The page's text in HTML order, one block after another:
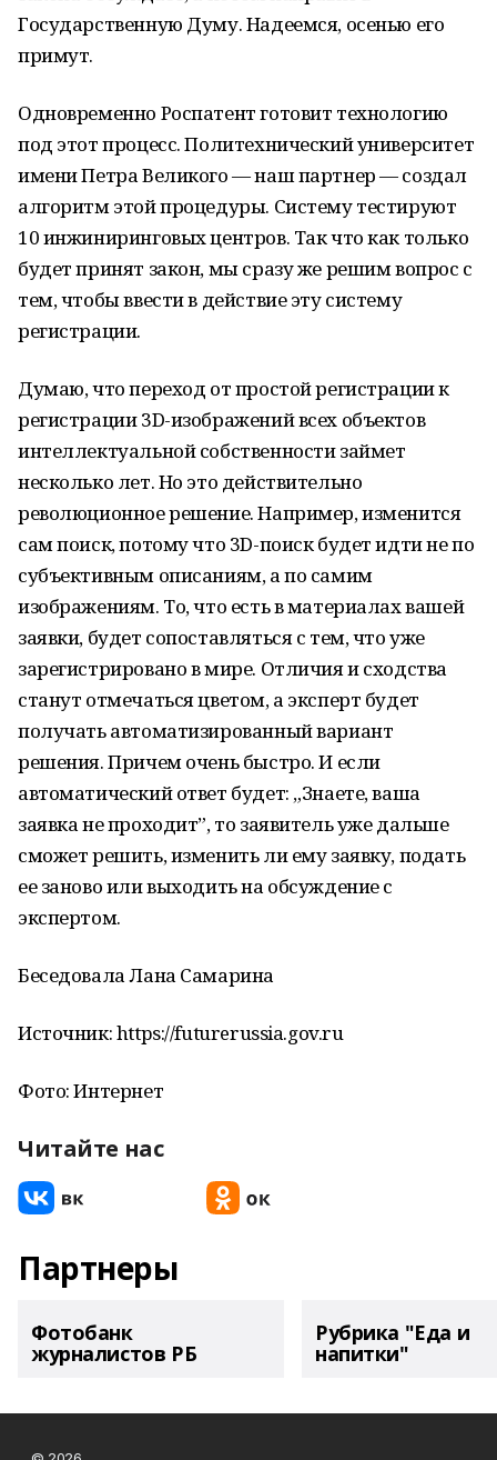
Государственную Думу. Надеемся, осенью его
примут.
Одновременно Роспатент готовит технологию
под этот процесс. Политехнический университет
имени Петра Великого — наш партнер — создал
алгоритм этой процедуры. Систему тестируют
10 инжиниринговых центров. Так что как только
будет принят закон, мы сразу же решим вопрос с
тем, чтобы ввести в действие эту систему
регистрации.
Думаю, что переход от простой регистрации к
регистрации 3D-изображений всех объектов
интеллектуальной собственности займет
несколько лет. Но это действительно
революционное решение. Например, изменится
сам поиск, потому что 3D-поиск будет идти не по
субъективным описаниям, а по самим
изображениям. То, что есть в материалах вашей
заявки, будет сопоставляться с тем, что уже
зарегистрировано в мире. Отличия и сходства
станут отмечаться цветом, а эксперт будет
получать автоматизированный вариант
решения. Причем очень быстро. И если
автоматический ответ будет: „Знаете, ваша
заявка не проходит”, то заявитель уже дальше
сможет решить, изменить ли ему заявку, подать
ее заново или выходить на обсуждение с
экспертом.
Беседовала Лана Самарина
Источник: https://futurerussia.gov.ru
Фото: Интернет
Читайте нас
Партнеры
Фотобанк
журналистов РБ
Рубрика "Еда и
напитки"